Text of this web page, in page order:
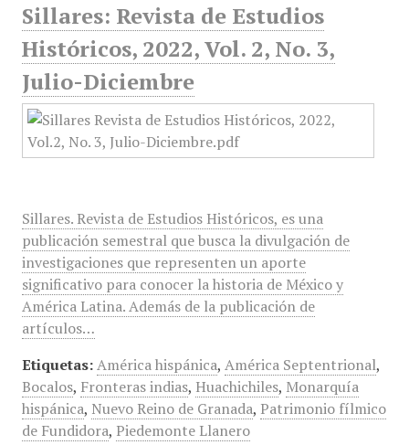
Sillares: Revista de Estudios
Históricos, 2022, Vol. 2, No. 3,
Julio-Diciembre
Sillares. Revista de Estudios Históricos, es una
publicación semestral que busca la divulgación de
investigaciones que representen un aporte
significativo para conocer la historia de México y
América Latina. Además de la publicación de
artículos…
Etiquetas: América hispánica, América Septentrional,
Bocalos, Fronteras indias, Huachichiles, Monarquía
hispánica, Nuevo Reino de Granada, Patrimonio fílmico
de Fundidora, Piedemonte Llanero